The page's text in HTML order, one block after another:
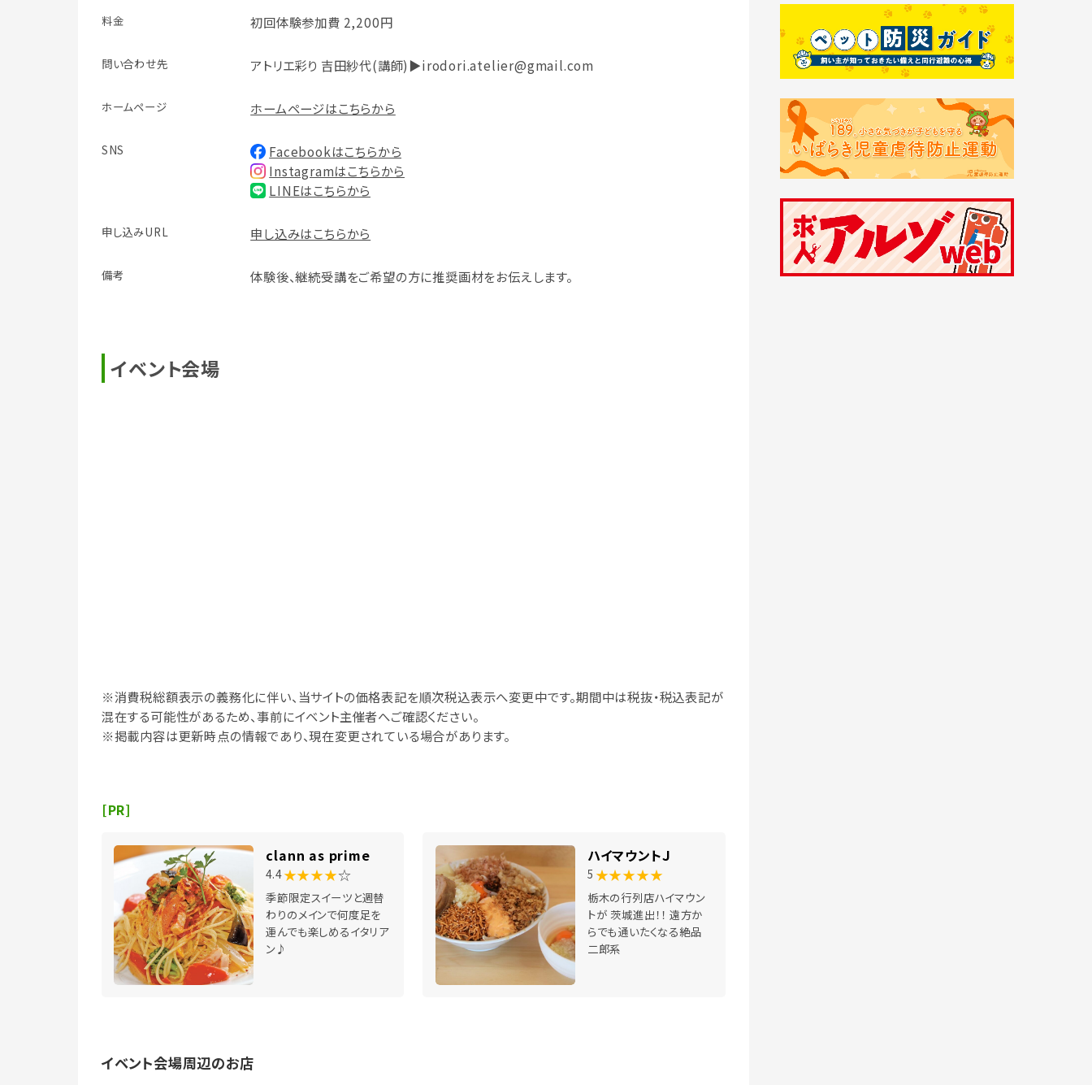
料金 初回体験参加費 2,200円
問い合わせ先 アトリエ彩り 吉田紗代(講師)▶irodori.atelier@gmail.com
ホームページ ホームページはこちらから
SNS
Facebookはこちらから
Instagramはこちらから
LINEはこちらから
申し込みURL 申し込みはこちらから
備考 体験後、継続受講をご希望の方に推奨画材をお伝えします。
イベント会場
※消費税総額表示の義務化に伴い、当サイトの価格表記を順次税込表示へ変更中です。期間中は税抜・税込表記が
混在する可能性があるため、事前にイベント主催者へご確認ください。
※掲載内容は更新時点の情報であり、現在変更されている場合があります。
[PR]
clann as prime
4.4★★★★☆
季節限定スイーツと週替
わりのメインで何度足を
運んでも楽しめるイタリア
ン♪
ハイマウントＪ
5 ★★★★★
栃木の行列店ハイマウン
トが 茨城進出！！ 遠方か
らでも通いたくなる絶品
二郎系
イベント会場周辺のお店